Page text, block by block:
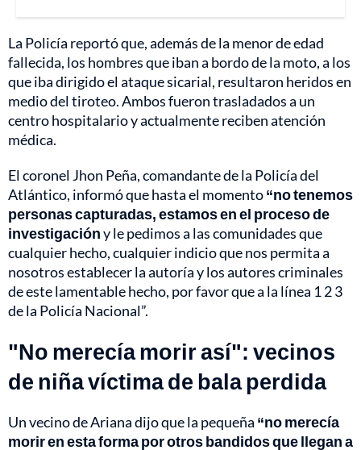
La Policía reportó que, además de la menor de edad
fallecida, los hombres que iban a bordo de la moto, a los
que iba dirigido el ataque sicarial, resultaron heridos en
medio del tiroteo. Ambos fueron trasladados a un
centro hospitalario y actualmente reciben atención
médica.
El coronel Jhon Peña, comandante de la Policía del
Atlántico, informó que hasta el momento“no tenemos
personas capturadas, estamos en el proceso de
investigacióny le pedimos a las comunidades que
cualquier hecho, cualquier indicio que nos permita a
nosotros establecer la autoría y los autores criminales
de este lamentable hecho, por favor que a la línea 1 2 3
de la Policía Nacional”.
"No merecía morir así": vecinos
de niña víctima de bala perdida
Un vecino de Ariana dijo que la pequeña “no merecía
morir en esta forma por otros bandidos que llegan a